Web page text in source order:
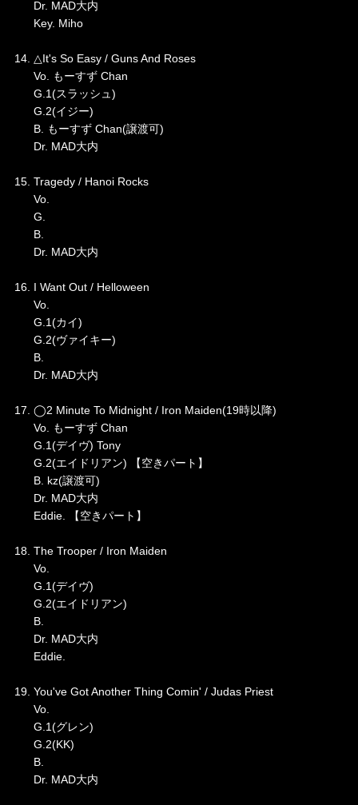
Dr. MAD大内
Key. Miho
14. △It's So Easy / Guns And Roses
Vo. もーすず Chan
G.1(スラッシュ)
G.2(イジー)
B. もーすず Chan(譲渡可)
Dr. MAD大内
15. Tragedy / Hanoi Rocks
Vo.
G.
B.
Dr. MAD大内
16. I Want Out / Helloween
Vo.
G.1(カイ)
G.2(ヴァイキー)
B.
Dr. MAD大内
17. ◯2 Minute To Midnight / Iron Maiden(19時以降)
Vo. もーすず Chan
G.1(デイヴ) Tony
G.2(エイドリアン) 【空きパート】
B. kz(譲渡可)
Dr. MAD大内
Eddie. 【空きパート】
18. The Trooper / Iron Maiden
Vo.
G.1(デイヴ)
G.2(エイドリアン)
B.
Dr. MAD大内
Eddie.
19. You've Got Another Thing Comin' / Judas Priest
Vo.
G.1(グレン)
G.2(KK)
B.
Dr. MAD大内